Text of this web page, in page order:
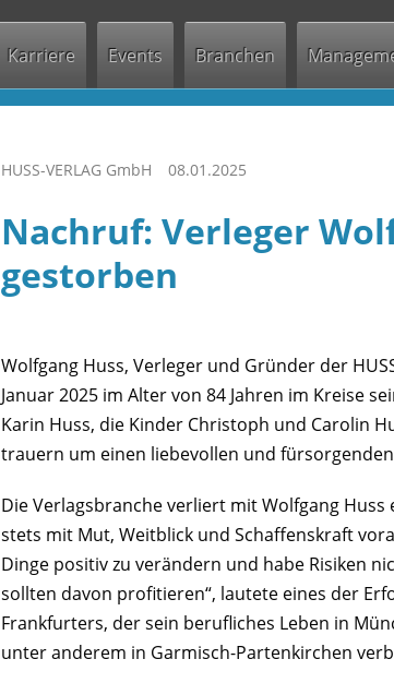
Karriere Events Branchen
HUSS-VERLAG GmbH 08.01.2025
Nachruf: Verleger
gestorben
Wolfgang Huss, Verleger und Gründer der
Januar 2025 im Alter von 84 Jahren im Kreise
Karin Huss, die Kinder Christoph und Carolin
trauern um einen liebevollen und
Die Verlagsbranche verliert mit Wolfgang
stets mit Mut, Weitblick und Schaffenskraft
Dinge positiv zu verändern und habe Risiken
sollten davon profitieren“, lautete eines der
Frankfurters, der sein berufliches Leben in
unter anderem in Garmisch-Partenkirchen